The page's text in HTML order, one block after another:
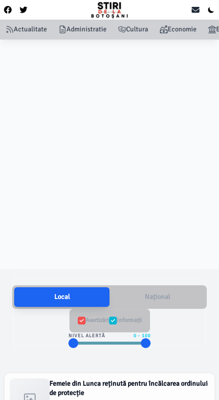
Actualitate Administratie Cultura Economie
Local Național
Avertizări Informații
NIVEL ALERTĂ 0 - 100
Femeie din Lunca reținută pentru încălcarea ordinului
de protecție